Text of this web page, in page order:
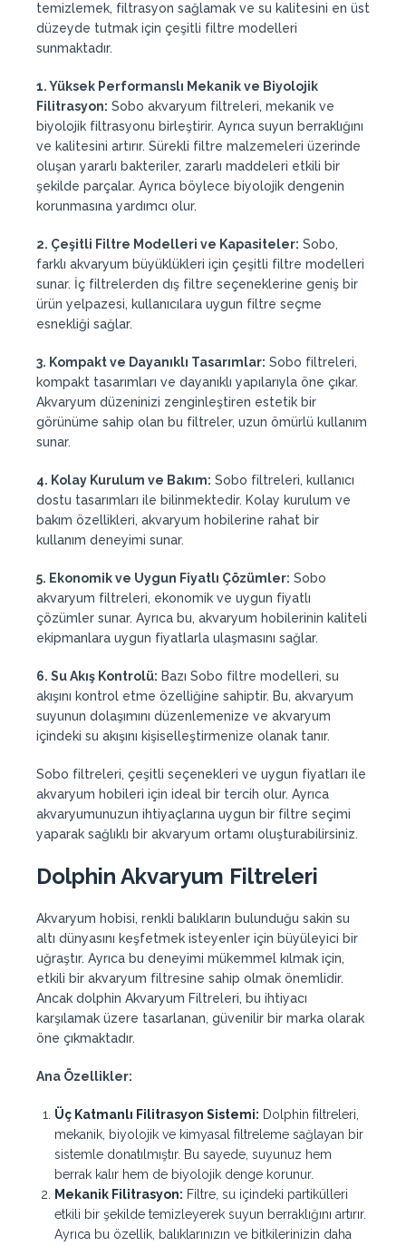
temizlemek, filtrasyon sağlamak ve su kalitesini en üst
düzeyde tutmak için çeşitli filtre modelleri
sunmaktadır.
1. Yüksek Performanslı Mekanik ve Biyolojik
Filitrasyon: Sobo akvaryum filtreleri, mekanik ve
biyolojik filtrasyonu birleştirir. Ayrıca suyun berraklığını
ve kalitesini artırır. Sürekli filtre malzemeleri üzerinde
oluşan yararlı bakteriler, zararlı maddeleri etkili bir
şekilde parçalar. Ayrıca böylece biyolojik dengenin
korunmasına yardımcı olur.
2. Çeşitli Filtre Modelleri ve Kapasiteler: Sobo,
farklı akvaryum büyüklükleri için çeşitli filtre modelleri
sunar. İç filtrelerden dış filtre seçeneklerine geniş bir
ürün yelpazesi, kullanıcılara uygun filtre seçme
esnekliği sağlar.
3. Kompakt ve Dayanıklı Tasarımlar: Sobo filtreleri,
kompakt tasarımları ve dayanıklı yapılarıyla öne çıkar.
Akvaryum düzeninizi zenginleştiren estetik bir
görünüme sahip olan bu filtreler, uzun ömürlü kullanım
sunar.
4. Kolay Kurulum ve Bakım: Sobo filtreleri, kullanıcı
dostu tasarımları ile bilinmektedir. Kolay kurulum ve
bakım özellikleri, akvaryum hobilerine rahat bir
kullanım deneyimi sunar.
5. Ekonomik ve Uygun Fiyatlı Çözümler: Sobo
akvaryum filtreleri, ekonomik ve uygun fiyatlı
çözümler sunar. Ayrıca bu, akvaryum hobilerinin kaliteli
ekipmanlara uygun fiyatlarla ulaşmasını sağlar.
6. Su Akış Kontrolü: Bazı Sobo filtre modelleri, su
akışını kontrol etme özelliğine sahiptir. Bu, akvaryum
suyunun dolaşımını düzenlemenize ve akvaryum
içindeki su akışını kişiselleştirmenize olanak tanır.
Sobo filtreleri, çeşitli seçenekleri ve uygun fiyatları ile
akvaryum hobileri için ideal bir tercih olur. Ayrıca
akvaryumunuzun ihtiyaçlarına uygun bir filtre seçimi
yaparak sağlıklı bir akvaryum ortamı oluşturabilirsiniz.
Dolphin Akvaryum Filtreleri
Akvaryum hobisi, renkli balıkların bulunduğu sakin su
altı dünyasını keşfetmek isteyenler için büyüleyici bir
uğraştır. Ayrıca bu deneyimi mükemmel kılmak için,
etkili bir akvaryum filtresine sahip olmak önemlidir.
Ancak dolphin Akvaryum Filtreleri, bu ihtiyacı
karşılamak üzere tasarlanan, güvenilir bir marka olarak
öne çıkmaktadır.
Ana Özellikler:
Üç Katmanlı Filitrasyon Sistemi: Dolphin filtreleri,
mekanik, biyolojik ve kimyasal filtreleme sağlayan bir
sistemle donatılmıştır. Bu sayede, suyunuz hem
berrak kalır hem de biyolojik denge korunur.
Mekanik Filitrasyon: Filtre, su içindeki partikülleri
etkili bir şekilde temizleyerek suyun berraklığını artırır.
Ayrıca bu özellik, balıklarınızın ve bitkilerinizin daha